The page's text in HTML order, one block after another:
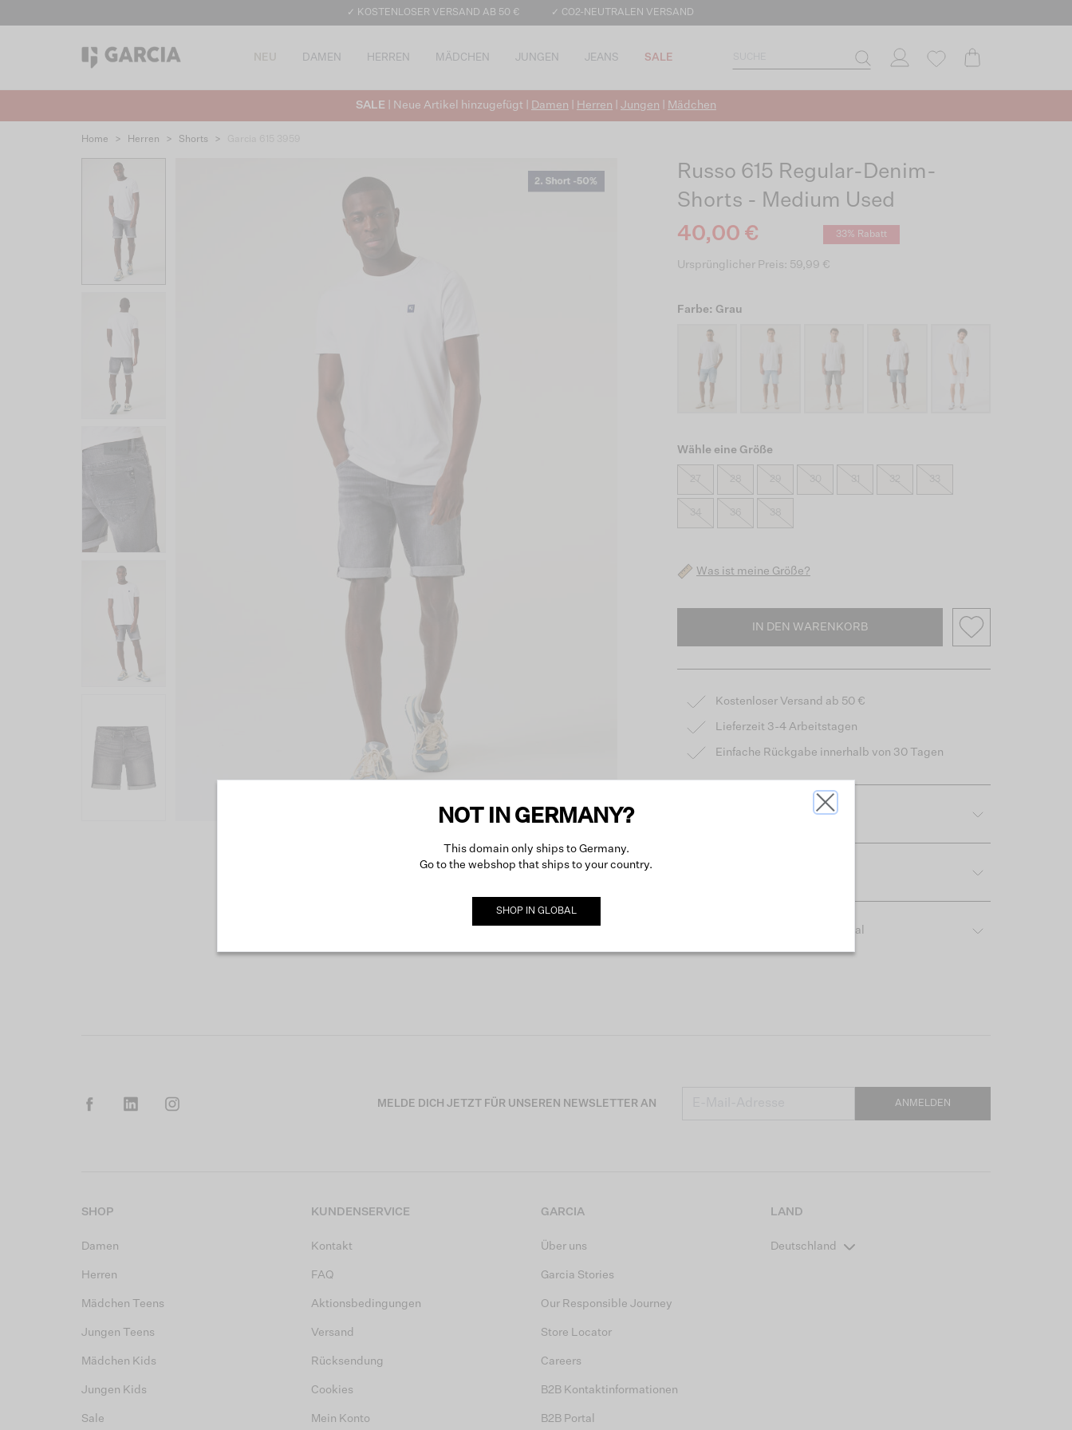
✓ KOSTENLOSER VERSAND AB 50 € ✓ CO2-NEUTRALEN VERSAND
NEU DAMEN HERREN MÄDCHEN JUNGEN JEANS SALE
SALE | Neue Artikel hinzugefügt | Damen Herren Jungen Mädchen
Home > Herren > Shorts >
Russo 615 Regular-Denim-
Shorts - Medium Used
40,00 €
33% Rabatt
Ursprünglicher Preis: 59,99 €
Farbe: Grau
Wähle eine Größe
27 28 29 30 31 32 33
34 36 38
Was ist meine Größe?
IN DEN WARENKORB
Kostenloser Versand ab 50 €
Lieferzeit 3-4 Arbeitstagen
Einfache Rückgabe innerhalb von 30 Tagen
Mehr über das verwendete Material
MELDE DICH JETZT FÜR UNSEREN NEWSLETTER AN ANMELDEN
SHOP
Damen
Herren
Mädchen Teens
Jungen Teens
Mädchen Kids
Jungen Kids
Sale
KUNDENSERVICE
Kontakt
FAQ
Aktionsbedingungen
Versand
Rücksendung
Cookies
Mein Konto
GARCIA
Über uns
Garcia Stories
Our Responsible Journey
Store Locator
Careers
B2B Kontaktinformationen
B2B Portal
LAND
Deutschland
NOT IN GERMANY?
This domain only ships to Germany.
Go to the webshop that ships to your country.
SHOP IN GLOBAL